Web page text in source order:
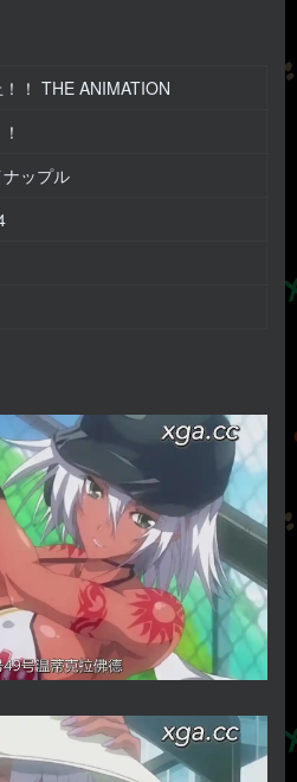
！ THE ANIMATION
ップル